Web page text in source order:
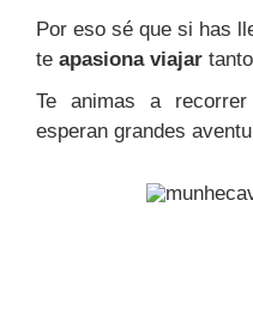
Por eso sé que si has
teapasiona viajar
Te animas a
esperan grandes